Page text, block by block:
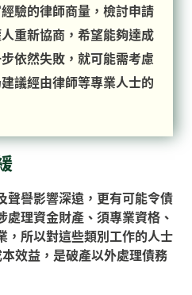
驗的律師商量，檢討申請
重新協商，希望能夠達成
依然失敗，就可能需考慮
議經由律師等專業人士的
聲譽影響深遠，更有可能令債
理資金財產、須專業資格、
，所以對這些類別工作的人士
效益，是破產以外處理債務